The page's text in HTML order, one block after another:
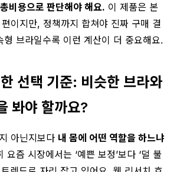
비용으로 판단해야 해요. 이 제품은 본
이지만, 정책까지 합쳐야 진짜 구매 결
브라일수록 이런 계산이 더 중요해요.
선택 기준: 비슷한 브라와
봐야 할까요?
아닌지보다 내 몸에 어떤 역할을 하느냐
즘 시장에서는 ‘예쁜 보정’보다 ‘덜 불